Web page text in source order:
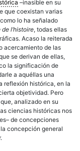
–inasible en su
que coexistan varias
lo ha señalado
l’histoire, todas ellas
Acaso la reiterada
acercamiento de las
se derivan de ellas,
la significación de
a aquéllas una
reflexión histórica, en la
objetividad. Pero
analizado en su
ciencias históricas nos
de concepciones
concepción general